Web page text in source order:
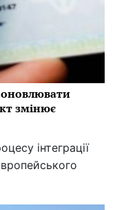
оновлювати
змінює
інтеграції